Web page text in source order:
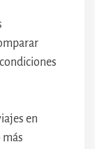
en